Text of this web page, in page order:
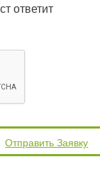
ответит